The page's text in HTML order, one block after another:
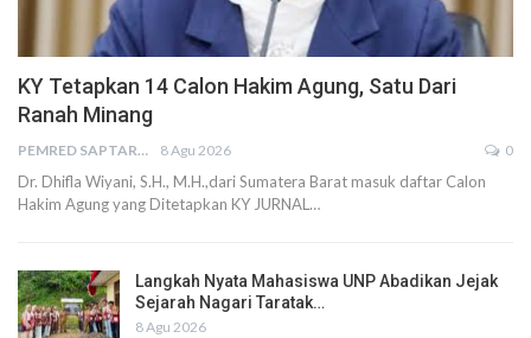
KY Tetapkan 14 Calon Hakim Agung, Satu Dari
Ranah Minang
PEMRED SAPTARIUS 8 Agu 2026 0
Dr. Dhifla Wiyani, S.H., M.H.,dari Sumatera Barat masuk daftar Calon
Hakim Agung yang Ditetapkan KY JURNAL…
Langkah Nyata Mahasiswa UNP Abadikan Jejak
Sejarah Nagari Taratak…
8 Agu 2026